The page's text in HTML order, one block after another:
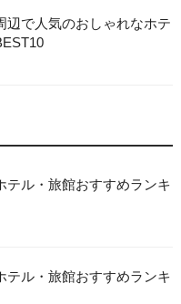
辺で人気のおしゃれなホテ
テル・旅館おすすめランキ
テル・旅館おすすめランキ